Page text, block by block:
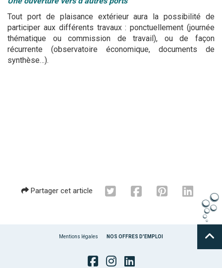
Tout port de plaisance extérieur aura la possibilité de
participer aux différents travaux : ponctuellement (journée
thématique ou commission de travail), ou de façon
récurrente (observatoire économique, documents de
synthèse…).
Partager cet article
Mentions légales NOS OFFRES D'EMPLOI